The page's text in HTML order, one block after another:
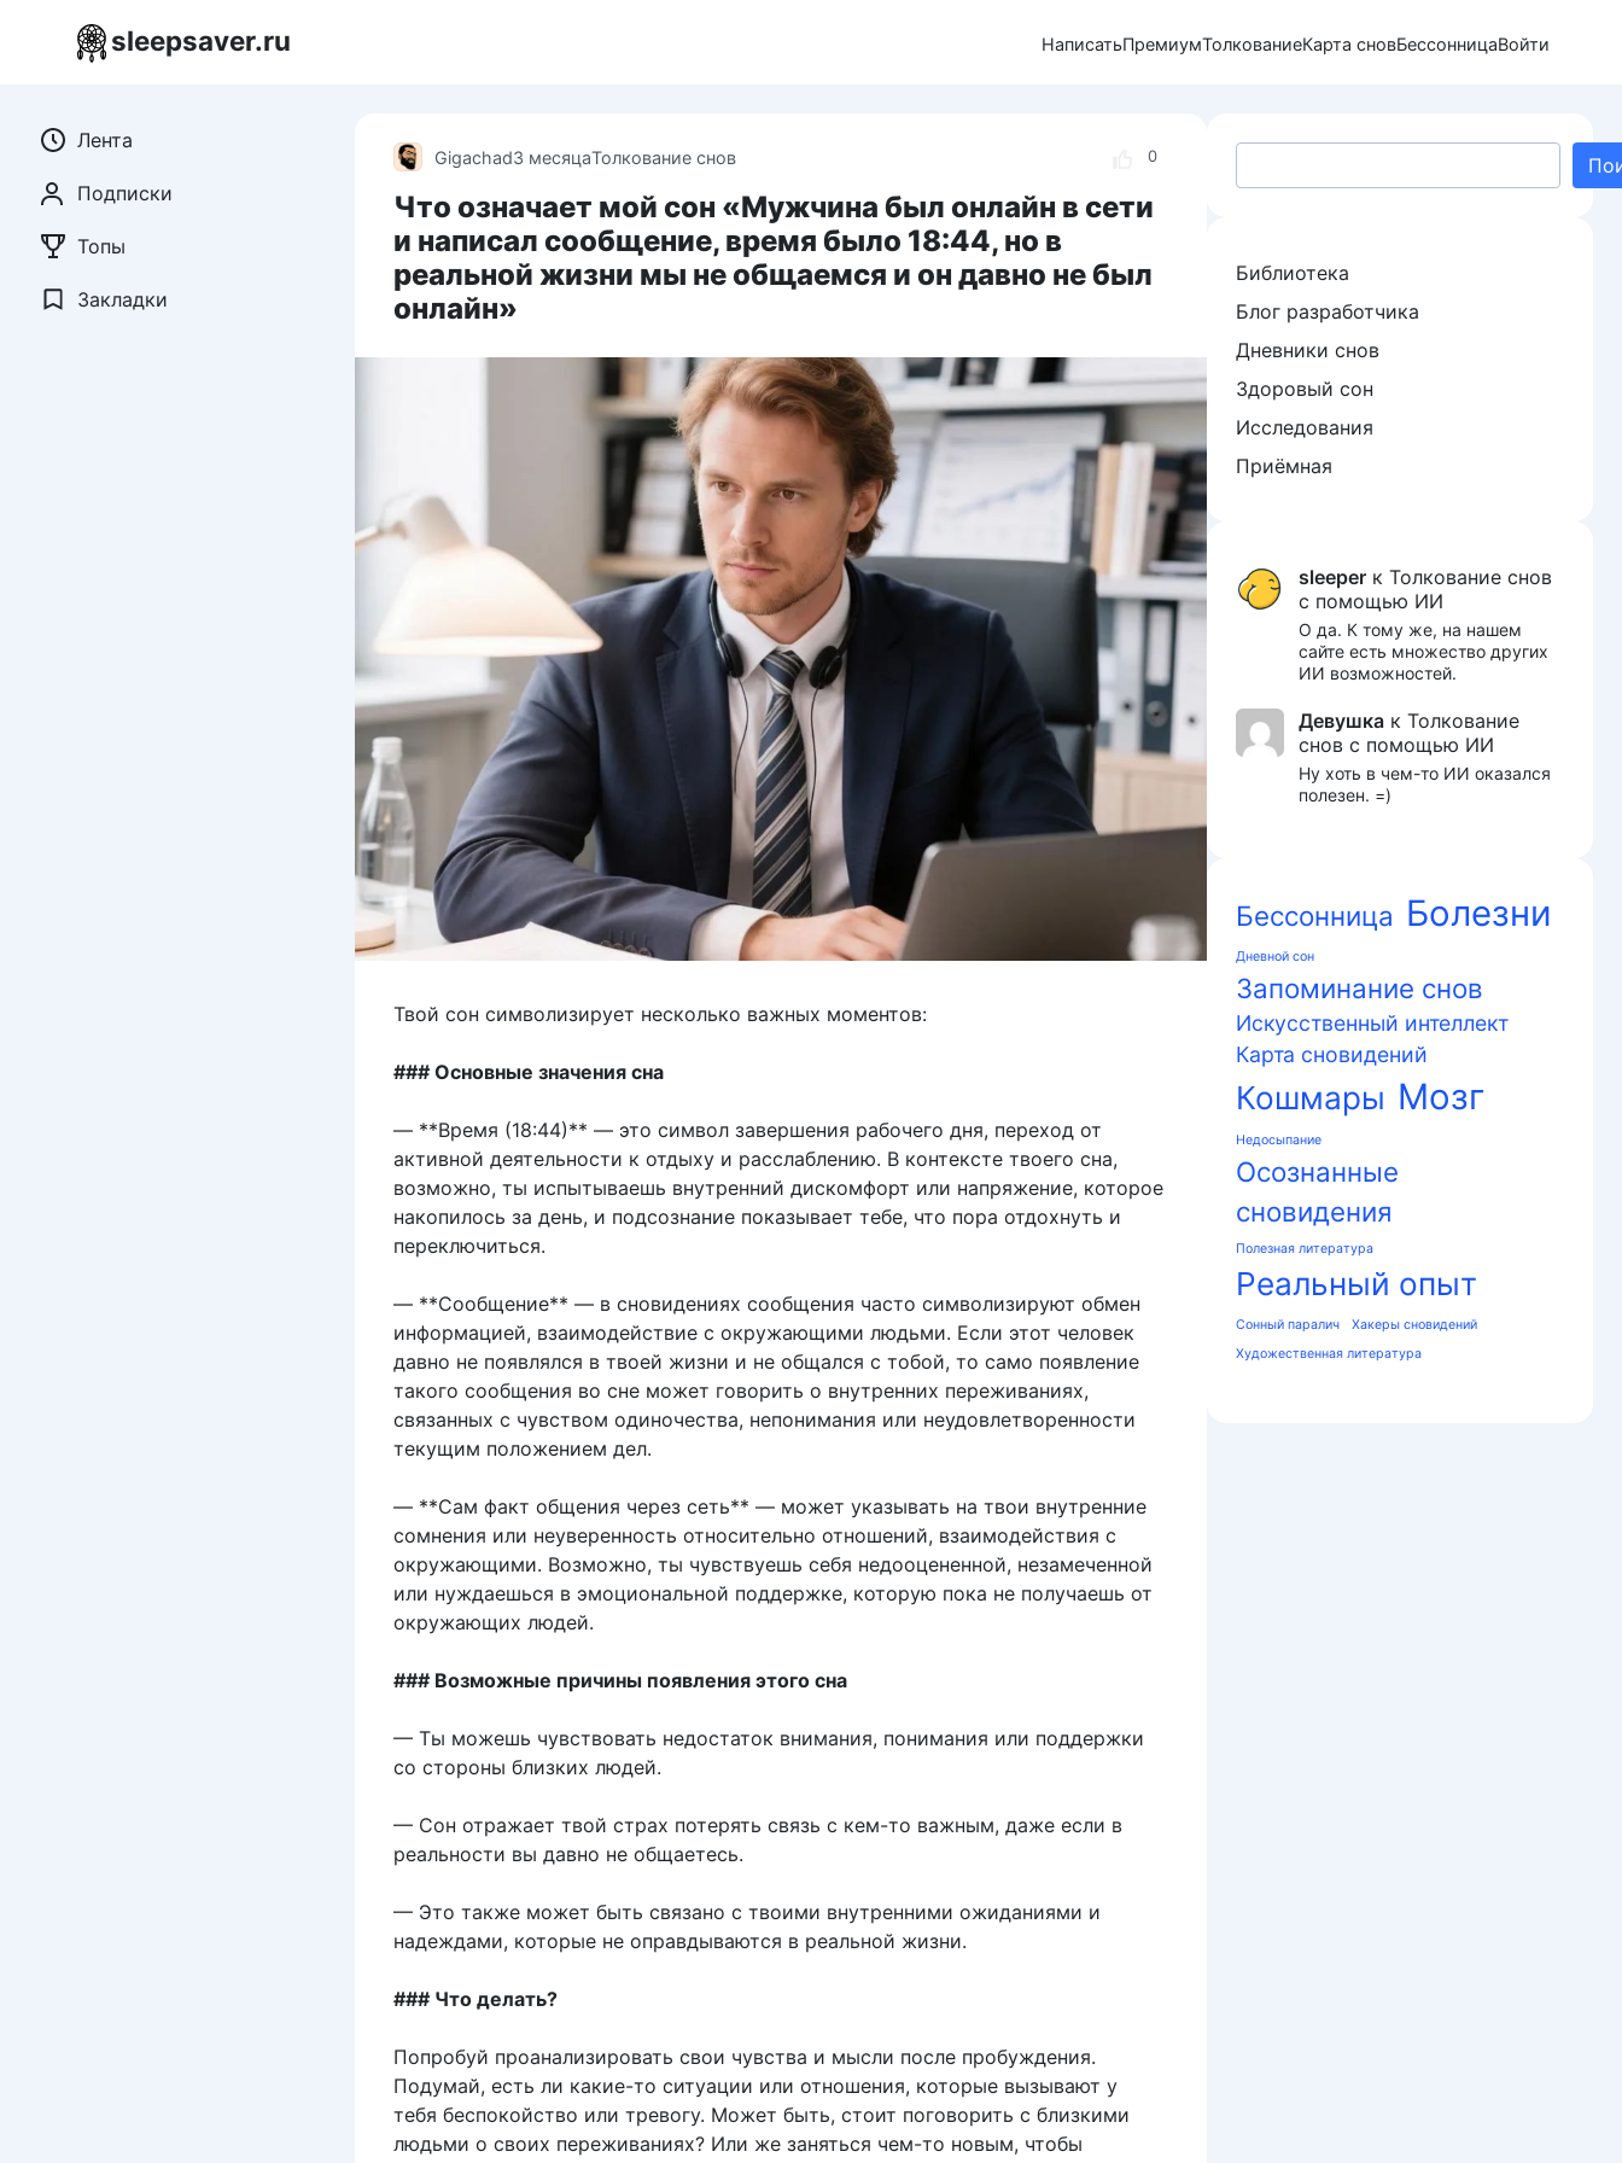
sleepsaver.ru НаписатьПремиумТолкованиеКарта сновБессонницаВойти
0
Gigachad3 месяцаТолкование снов
Что означает мой сон «Мужчина был онлайн в сети
и написал сообщение, время было 18:44, но в
реальной жизни мы не общаемся и он давно не был
онлайн»
Твой сон символизирует несколько важных моментов:
### Основные значения сна
— **Время (18:44)** — это символ завершения рабочего дня, переход от
активной деятельности к отдыху и расслаблению. В контексте твоего сна,
возможно, ты испытываешь внутренний дискомфорт или напряжение, которое
накопилось за день, и подсознание показывает тебе, что пора отдохнуть и
переключиться.
— **Сообщение** — в сновидениях сообщения часто символизируют обмен
информацией, взаимодействие с окружающими людьми. Если этот человек
давно не появлялся в твоей жизни и не общался с тобой, то само появление
такого сообщения во сне может говорить о внутренних переживаниях,
связанных с чувством одиночества, непонимания или неудовлетворенности
текущим положением дел.
— **Сам факт общения через сеть** — может указывать на твои внутренние
сомнения или неуверенность относительно отношений, взаимодействия с
окружающими. Возможно, ты чувствуешь себя недооцененной, незамеченной
или нуждаешься в эмоциональной поддержке, которую пока не получаешь от
окружающих людей.
### Возможные причины появления этого сна
— Ты можешь чувствовать недостаток внимания, понимания или поддержки
со стороны близких людей.
— Сон отражает твой страх потерять связь с кем-то важным, даже если в
реальности вы давно не общаетесь.
— Это также может быть связано с твоими внутренними ожиданиями и
надеждами, которые не оправдываются в реальной жизни.
### Что делать?
Попробуй проанализировать свои чувства и мысли после пробуждения.
Подумай, есть ли какие-то ситуации или отношения, которые вызывают у
тебя беспокойство или тревогу. Может быть, стоит поговорить с близкими
людьми о своих переживаниях? Или же заняться чем-то новым, чтобы
Лента
Подписки
Топы
Закладки
Библиотека
Блог разработчика
Дневники снов
Здоровый сон
Исследования
Приёмная
sleeper к Толкование снов
с помощью ИИ
О да. К тому же, на нашем
сайте есть множество других
ИИ возможностей.
Девушка к Толкование
снов с помощью ИИ
Ну хоть в чем-то ИИ оказался
полезен. =)
Бессонница Болезни
Дневной сон
Запоминание снов
Искусственный интеллект
Карта сновидений
Кошмары Мозг
Недосыпание
Осознанные
сновидения
Полезная литература
Реальный опыт
Сонный паралич
Хакеры сновидений
Художественная литература